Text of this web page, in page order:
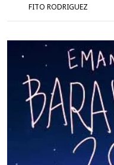
FITO RODRIGUEZ